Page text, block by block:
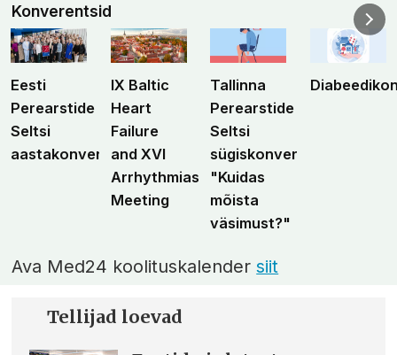
Konverentsid
Eesti
Perearstide
Seltsi
aastakonverents
IX Baltic
Heart
Failure
and XVI
Arrhythmias
Meeting
Tallinna
Perearstide
Seltsi
sügiskonverents
"Kuidas
mõista
väsimust?"
Ava Med24 koolituskalendersiit
Tellijad loevad